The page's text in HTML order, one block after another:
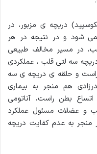
دریچه ی مزبور، در
شود و در نتیجه در هر
در مسیر مخالف طبیعی
سه لتی قلب ، عملکردی
راست و حلقه ی دریچه ی سه
هم منجر به بیماری
بطن راست، آناتومی
و عضلات مسئول عملکرد
به عدم کفایت دریچه